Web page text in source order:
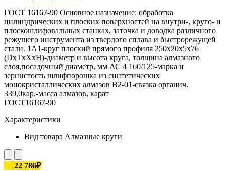
ГОСТ 16167-90 Основное назначение: обработка
цилиндрических и плоских поверхностей на внутри-, круго- и
плоскошлифовальных станках, заточка и доводка различного
режущего инструмента из твердого сплава и быстрорежущей
стали. 1А1-круг плоский прямого профиля 250х20х5х76
(DxTxXxH)-диаметр и высота круга, толщина алмазного
слоя,посадочный диаметр, мм АС 4 160/125-марка и
зернистость шлифпорошка из синтетических
монокристаллических алмазов В2-01-связка органич.
339,0кар.-масса алмазов, карат
ГОСТ16167-90
Характеристики
Вид товара Алмазные круги
22 786₽